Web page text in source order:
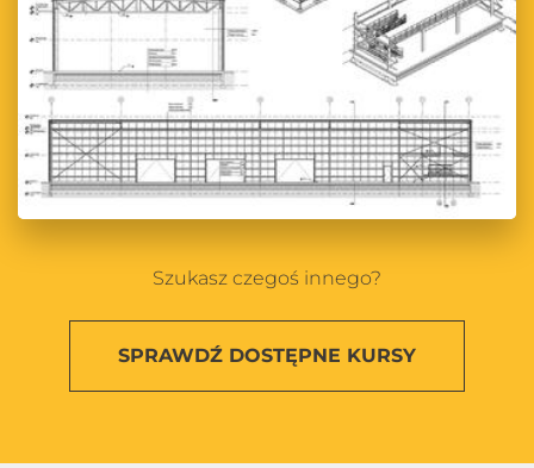
Szukasz czegoś innego?
SPRAWDŹ DOSTĘPNE KURSY